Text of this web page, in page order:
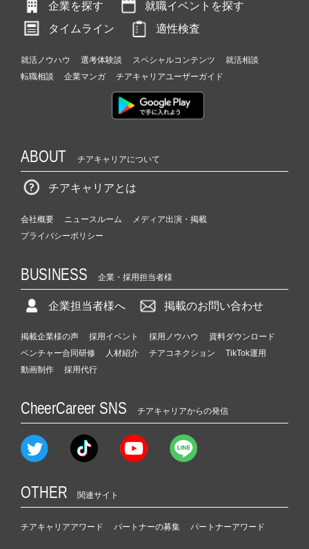
企業を探す
就職イベントを探す
タイムライン
適性検査
就活ノウハウ 選考体験談 スペシャルコンテンツ
就活相談
転職相談
企業マンガ チアキャリアユーザーガイド
ABOUT チアキャリアについて
チアキャリアとは
会社概要 ニュースルーム
メディア出演・掲載
プライバシーポリシー
BUSINESS 企業・採用担当者様
企業担当者様へ 掲載のお問い合わせ
掲載企業様の声 採用イベント 採用ノウハウ
資料ダウンロード
ベンチャー合同研修
人材紹介 チアコネクション
TikTok運用
動画制作
採用代行
CheerCareer SNS チアキャリアからの発信
OTHER 関連サイト
チアキャリアアワード パートナーの募集 パートナーアワード